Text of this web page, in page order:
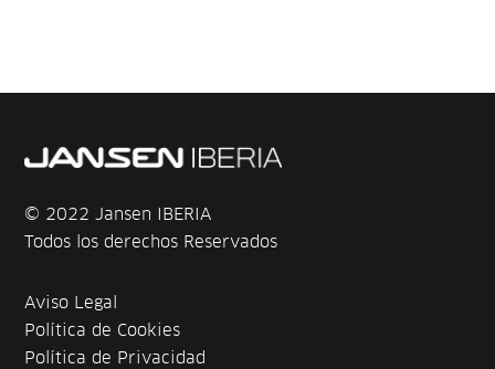
© 2022 Jansen IBERIA
Todos los derechos Reservados
Aviso Legal
Política de Cookies
Política de Privacidad